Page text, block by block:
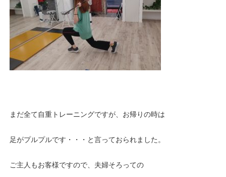
まだ全て自重トレーニングですが、お帰りの時は
足がプルプルです・・・と言っておられました。
ご主人もお客様ですので、夫婦そろっての